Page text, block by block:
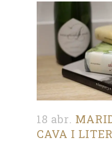
18 abr.
CAVA I